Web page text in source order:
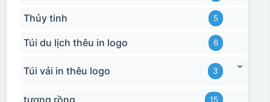
Thủy tinh 5
Túi du lịch thêu in logo 6
Túi vải in thêu logo 3
tượng rồng 15